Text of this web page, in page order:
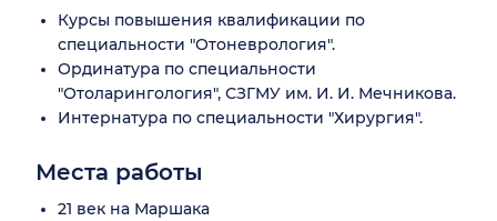
Курсы повышения квалификации по
специальности "Отоневрология".
Ординатура по специальности
"Отоларингология", СЗГМУ им. И. И. Мечникова.
Интернатура по специальности "Хирургия".
Места работы
21 век на Маршака